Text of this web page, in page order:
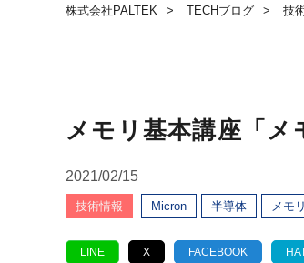
株式会社PALTEK TECHブログ 技
メモリ基本講座「メ
2021/02/15
技術情報 Micron 半導体 メモリ
LINE X FACEBOOK